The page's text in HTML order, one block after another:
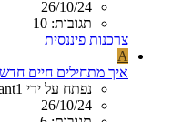
26/10/24
תגובות: 10
צרכנות פיננסית
A
איך מתחילים חיים
נפתח על ידי ant1
26/10/24